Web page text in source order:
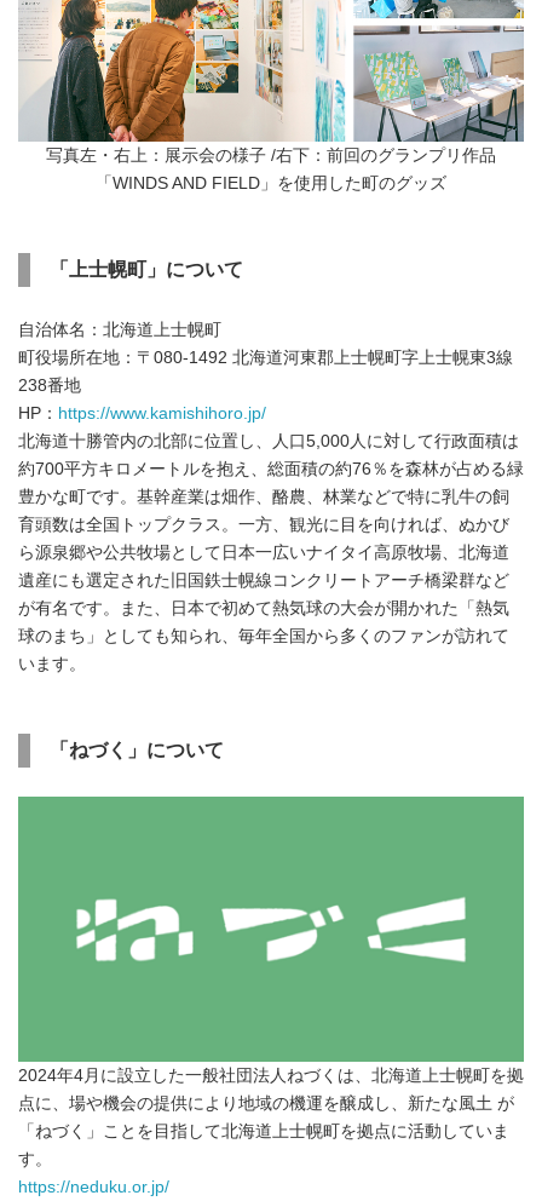
写真左・右上：展示会の様子 /右下：前回のグランプリ作品
「WINDS AND FIELD」を使用した町のグッズ
「上士幌町」について
自治体名：北海道上士幌町
町役場所在地：〒080-1492 北海道河東郡上士幌町字上士幌東3線
238番地
HP： https://www.kamishihoro.jp/
北海道十勝管内の北部に位置し、人口5,000人に対して行政面積は
約700平方キロメートルを抱え、総面積の約76％を森林が占める緑
豊かな町です。基幹産業は畑作、酪農、林業などで特に乳牛の飼
育頭数は全国トップクラス。一方、観光に目を向ければ、ぬかび
ら源泉郷や公共牧場として日本一広いナイタイ高原牧場、北海道
遺産にも選定された旧国鉄士幌線コンクリートアーチ橋梁群など
が有名です。また、日本で初めて熱気球の大会が開かれた「熱気
球のまち」としても知られ、毎年全国から多くのファンが訪れて
います。
「ねづく」について
2024年4月に設立した一般社団法人ねづくは、北海道上士幌町を拠
点に、場や機会の提供により地域の機運を醸成し、新たな風土 が
「ねづく」ことを目指して北海道上士幌町を拠点に活動していま
す。
https://neduku.or.jp/
Japanese